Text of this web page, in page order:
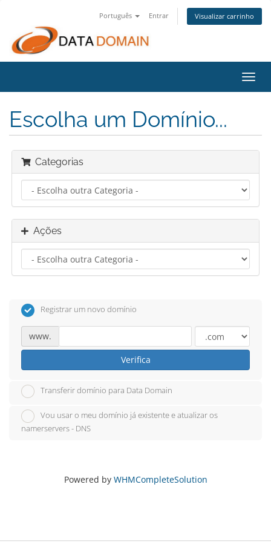
Português Entrar Visualizar carrinho
Escolha um Domínio...
Categorias
Ações
Registrar um novo domínio
www.
Verifica
Transferir domínio para Data Domain
Vou usar o meu domínio já existente e atualizar os
namerservers - DNS
Powered by WHMCompleteSolution